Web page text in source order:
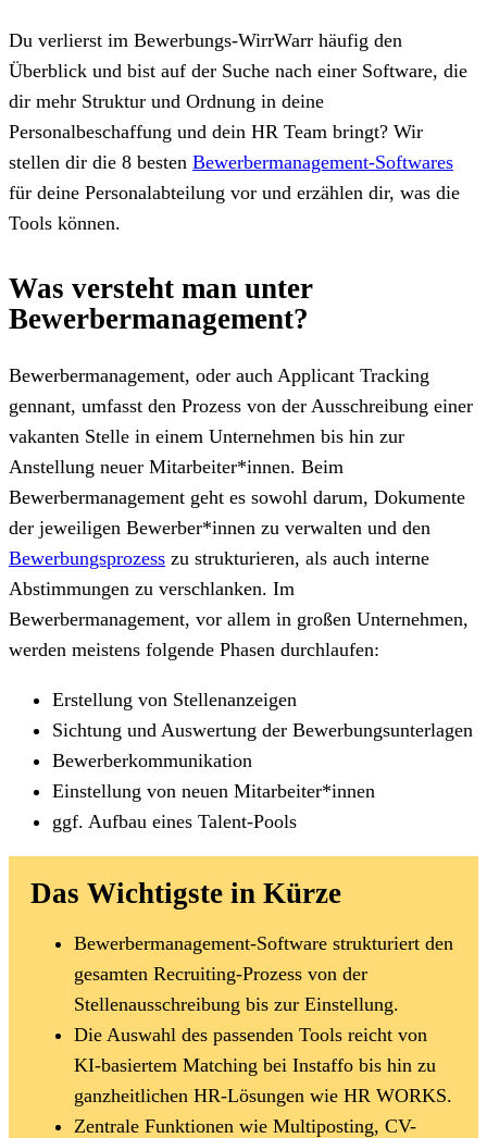
Du verlierst im Bewerbungs-WirrWarr häufig den
Überblick und bist auf der Suche nach einer Software, die
dir mehr Struktur und Ordnung in deine
Personalbeschaffung und dein HR Team bringt? Wir
stellen dir die 8 besten Bewerbermanagement-Softwares
für deine Personalabteilung vor und erzählen dir, was die
Tools können.
Was versteht man unter
Bewerbermanagement?
Bewerbermanagement, oder auch Applicant Tracking
gennant, umfasst den Prozess von der Ausschreibung einer
vakanten Stelle in einem Unternehmen bis hin zur
Anstellung neuer Mitarbeiter*innen. Beim
Bewerbermanagement geht es sowohl darum, Dokumente
der jeweiligen Bewerber*innen zu verwalten und den
Bewerbungsprozess zu strukturieren, als auch interne
Abstimmungen zu verschlanken. Im
Bewerbermanagement, vor allem in großen Unternehmen,
werden meistens folgende Phasen durchlaufen:
Erstellung von Stellenanzeigen
Sichtung und Auswertung der Bewerbungsunterlagen
Bewerberkommunikation
Einstellung von neuen Mitarbeiter*innen
ggf. Aufbau eines Talent-Pools
Das Wichtigste in Kürze
Bewerbermanagement-Software strukturiert den
gesamten Recruiting-Prozess von der
Stellenausschreibung bis zur Einstellung.
Die Auswahl des passenden Tools reicht von
KI-basiertem Matching bei Instaffo bis hin zu
ganzheitlichen HR-Lösungen wie HR WORKS.
Zentrale Funktionen wie Multiposting, CV-